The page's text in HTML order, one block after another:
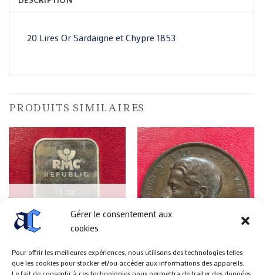
Gérer le consentement aux
cookies
Pour offrir les meilleures expériences, nous utilisons des technologies telles
que les cookies pour stocker et/ou accéder aux informations des appareils.
20 Lires Or Sardaigne et Chypre 1853
PRODUITS SIMILAIRES